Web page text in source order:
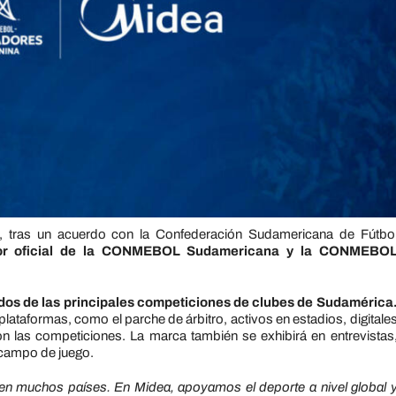
un acuerdo con la Confederación Sudamericana de
oficial de la CONMEBOL Sudamericana y la
de las principales competiciones de clubes de
como el parche de árbitro, activos en estadios,
competiciones. La marca también se exhibirá en
de juego.
muchos países. En Midea, apoyamos el deporte a nivel global